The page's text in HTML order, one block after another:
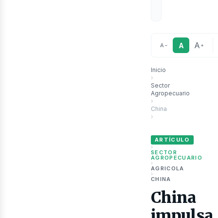
A − A A +
Inicio
›
Sector
Agropecuario
›
China
›
ARTÍCULO
›
SECTOR
AGROPECUARIO
›
AGRICOLA
›
CHINA
China